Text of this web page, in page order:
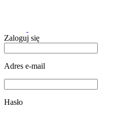
Zaloguj się
Adres e-mail
Hasło